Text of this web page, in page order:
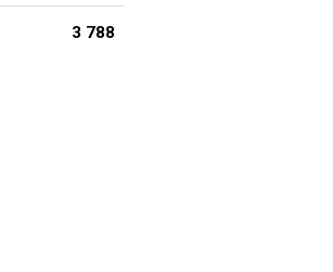
3 788